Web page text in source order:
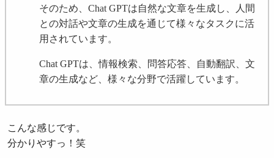
そのため、Chat GPTは自然な文章を生成し、人間
との対話や文章の生成を通じて様々なタスクに活
用されています。
Chat GPTは、情報検索、問答応答、自動翻訳、文
章の生成など、様々な分野で活躍しています。
こんな感じです。
分かりやすっ！笑